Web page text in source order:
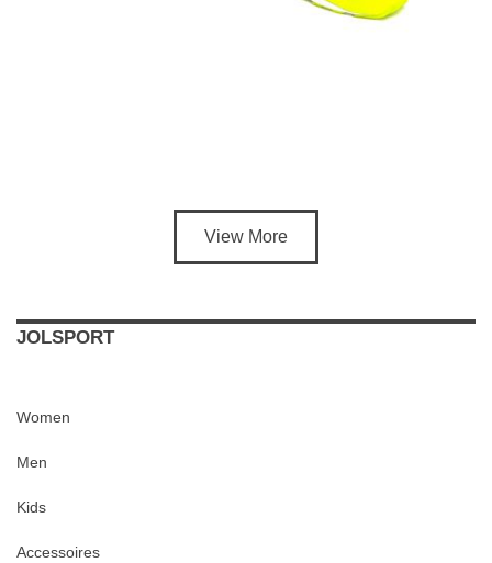
View More
JOLSPORT
Women
Men
Kids
Accessoires